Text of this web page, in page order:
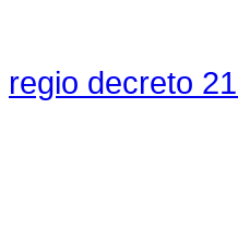
regio decreto